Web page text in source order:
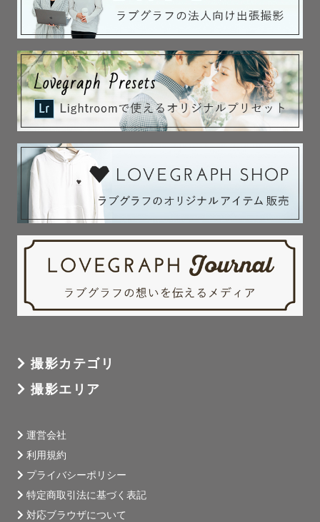
撮影カテゴリ
撮影エリア
運営会社
利用規約
プライバシーポリシー
特定商取引法に基づく表記
対応ブラウザについて